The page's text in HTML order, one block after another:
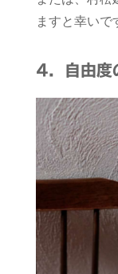
ますと幸いで
4．自由度